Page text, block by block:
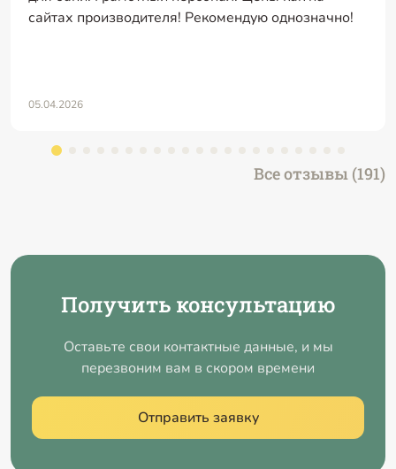
сайтах производителя! Рекомендую однозначно!
05.04.2026
Все отзывы (191)
Получить консультацию
Оставьте свои контактные данные, и мы
перезвоним вам в скором времени
Отправить заявку